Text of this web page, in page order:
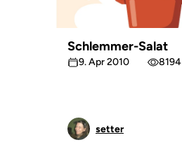
Schlemmer-Salat
9. Apr 2010 8194
setter